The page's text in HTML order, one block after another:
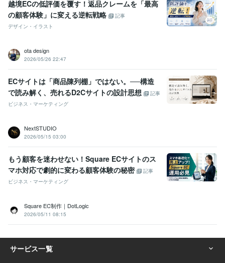
越境ECの低評価を覆す！返品クレームを「最高
の顧客体験」に変える逆転戦略
記事
デザイン・イラスト
ota design
2026/05/26 22:47
ECサイトは「商品陳列棚」ではない。──構造
で読み解く、売れるD2Cサイトの設計思想
記事
ビジネス・マーケティング
NextSTUDIO
2026/05/15 03:00
もう顧客を迷わせない！Square ECサイトのス
マホ対応で劇的に変わる顧客体験の秘密
記事
ビジネス・マーケティング
Square EC制作｜DotLogic
2026/05/11 08:15